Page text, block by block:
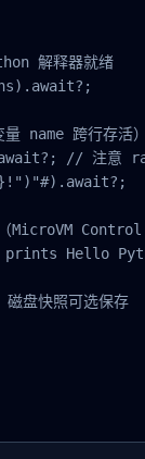
解释器就绪
name 跨行存活）
// 注意
MicroVM Control
Hello
盘快照可选保存